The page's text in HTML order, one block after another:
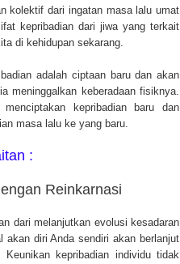
kolektif dari ingatan masa lalu umat
kepribadian dari jiwa yang terkait
di kehidupan sekarang.
adalah ciptaan baru dan akan
meninggalkan keberadaan fisiknya.
kepribadian baru dan
masa lalu ke yang baru.
:
Reinkarnasi
dari melanjutkan evolusi kesadaran
diri Anda sendiri akan berlanjut
kepribadian individu tidak